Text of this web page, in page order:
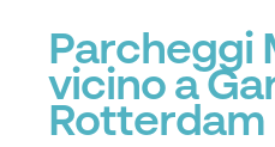
Parcheggi
vicino a
Rotterdam